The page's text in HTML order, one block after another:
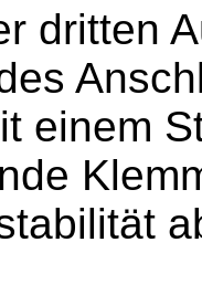
dritten
einem